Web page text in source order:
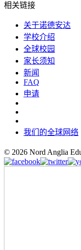
相关链接
关于诺德安达
学校介绍
全球校园
家长须知
新闻
FAQ
申请
我们的全球网络
© 2026 Nord Anglia